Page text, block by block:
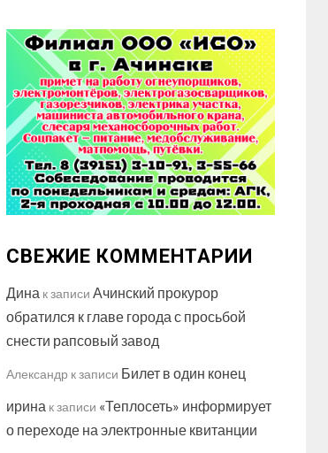
СВЕЖИЕ КОММЕНТАРИИ
Динак записи Ачинский прокурор
обратился к главе города с просьбой
снести рапсовый завод
Александр к записи Билет в один конец
иринак записи «Теплосеть» информирует
о переходе на электронные квитанции